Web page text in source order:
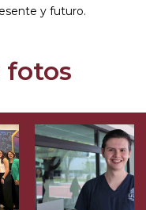
y futuro.
fotos